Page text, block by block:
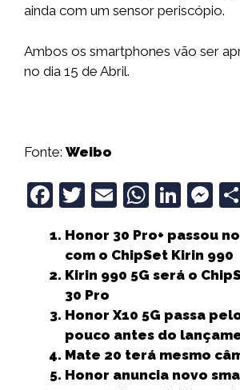
ainda com um sensor periscópio.
Ambos os smartphones vão ser
no dia 15 de Abril.
Fonte: Weibo
F
c
e
b
o
o
k
T
it
t
e
r
E
ai
l
W
a
ts
p
p
Li
k
e
n
M
ss
e
g
e
r
Honor 30 Pro+ passou
com o ChipSet Kirin 990
Kirin 990 5G será o
30 Pro
Honor X10 5G passa
pouco antes do
Mate 20 terá mesmo
Honor anuncia novo